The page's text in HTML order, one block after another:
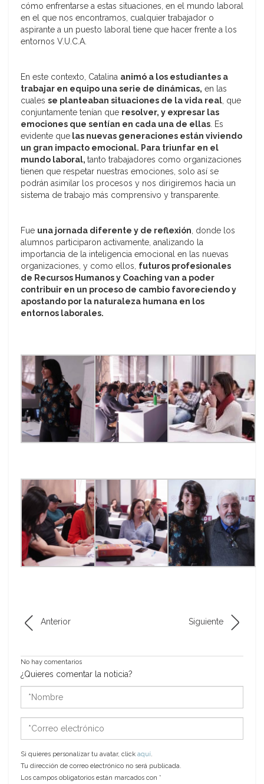
cómo enfrentarse a estas situaciones, en el mundo laboral
en el que nos encontramos, cualquier trabajador o
aspirante a un puesto laboral tiene que hacer frente a los
entornos V.U.C.A.
En este contexto, Catalina animó a los estudiantes a
trabajar en equipo una serie de dinámicas, en las
cuales se planteaban situaciones de la vida real, que
conjuntamente tenían que resolver, y expresar las
emociones que sentían en cada una de ellas. Es
evidente que las nuevas generaciones están viviendo
un gran impacto emocional. Para triunfar en el
mundo laboral, tanto trabajadores como organizaciones
tienen que respetar nuestras emociones, solo así se
podrán asimilar los procesos y nos dirigiremos hacia un
sistema de trabajo más comprensivo y transparente.
Fue una jornada diferente y de reflexión, donde los
alumnos participaron activamente, analizando la
importancia de la inteligencia emocional en las nuevas
organizaciones, y como ellos, futuros profesionales
de Recursos Humanos y Coaching van a poder
contribuir en un proceso de cambio favoreciendo y
apostando por la naturaleza humana en los
entornos laborales.
Anterior Siguiente
No hay comentarios
¿Quieres comentar la noticia?
*Nombre
*Correo
electrónico
Si quieres personalizar tu avatar, click aquí.
Tu dirección de correo electrónico no será publicada.
Los campos obligatorios están marcados con *